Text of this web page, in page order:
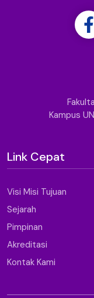
Kampus
Link Cepat
Visi Misi Tujuan
Sejarah
Pimpinan
Akreditasi
Kontak Kami